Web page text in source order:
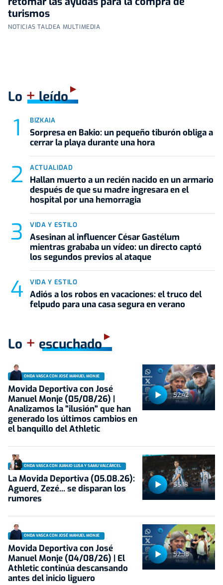
turismos
NOTICIAS TALDEA MULTIMEDIA
Lo +leído
BIZKAIA
Sorpresa en Bakio: un pequeño tiburón obliga a
cerrar la playa durante una hora
ACTUALIDAD
Hallan muerto a un recién nacido en un armario
después de que su madre ingresara en el
hospital por una hemorragia
VIDA Y ESTILO
Asesinan al influencer César Gastélum
mientras grababa un vídeo: un directo captó
los segundos previos al ataque
VIDA Y ESTILO
Adiós a los robos en vacaciones: el truco del
felpudo para una casa segura en verano
Lo + escuchado
52:42
ONDA VASCA CON JOSÉ MANUEL MONJE
Movida Deportiva con José
Manuel Monje (05/08/26) |
Analizamos la "ilusión" que han
generado los últimos cambios en
el banquillo del Athletic
55:18
ONDA VASCA CON JUANJO LUSA Y SAMU VALCÁRCEL
La Movida Deportiva (05.08.26):
Aguerd, Zezé... se disparan los
rumores
52:38
ONDA VASCA CON JOSÉ MANUEL MONJE
Movida Deportiva con José
Manuel Monje (04/08/26) | El
Athletic continúa descansando
antes del inicio liguero